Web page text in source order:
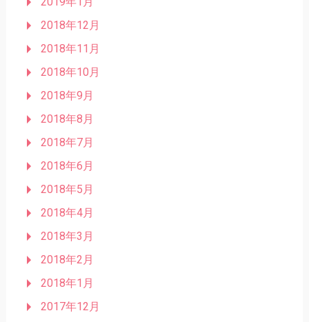
2018年12月
2018年11月
2018年10月
2018年9月
2018年8月
2018年7月
2018年6月
2018年5月
2018年4月
2018年3月
2018年2月
2018年1月
2017年12月